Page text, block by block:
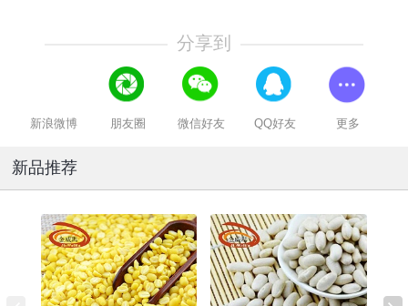
分享到
新浪微博 朋友圈 微信好友 QQ好友 更多
新品推荐